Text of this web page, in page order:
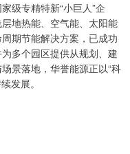
级专精特新“小巨人”企
地热能、空气能、太阳能
期节能解决方案，已成功
多个园区提供从规划、建
景落地，华誉能源正以“科
发展。